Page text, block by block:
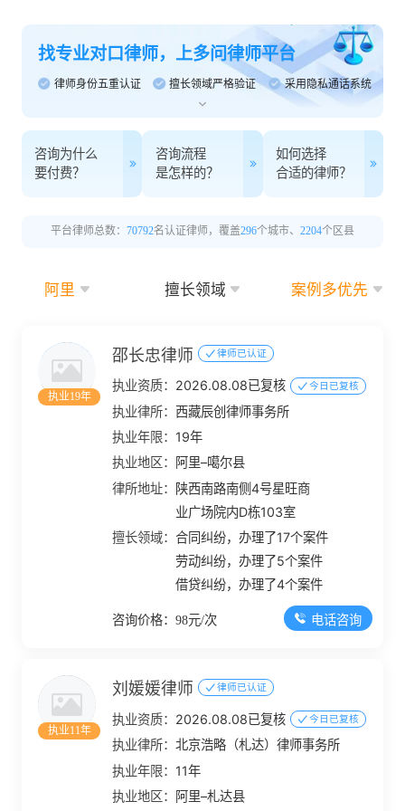
找专业对口律师，上多问律师平台
律师身份五重认证 擅长领域严格验证 采用隐私通话系统
咨询为什么
要付费？
咨询流程
是怎样的？
如何选择
合适的律师？
平台律师总数： 70792名认证律师，覆盖296个城市、 2204个区县
阿里 擅长领域 案例多优先
执业19年
邵长忠律师 律师已认证
执业资质： 2026.08.08已复核 今日已复核
执业律所：西藏辰创律师事务所
执业年限： 19年
执业地区：
阿里–噶尔县
律所地址：
陕西南路南侧4号星旺商
业广场院内D栋103室
擅长领域：合同纠纷，办理了17个案件
劳动纠纷，办理了5个案件
借贷纠纷，办理了4个案件
咨询价格：98元/次 电话咨询
执业11年
刘媛媛律师 律师已认证
执业资质： 2026.08.08已复核 今日已复核
执业律所：北京浩略（札达）律师事务所
执业年限： 11年
执业地区：
阿里–札达县